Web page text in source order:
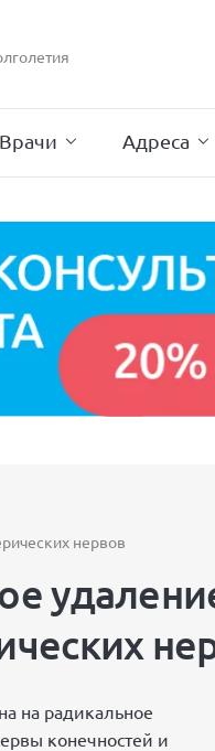
Врачи Адреса
нервов
на радикальное
конечностей и